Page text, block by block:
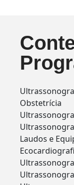
Obstetrícia
Laudos e